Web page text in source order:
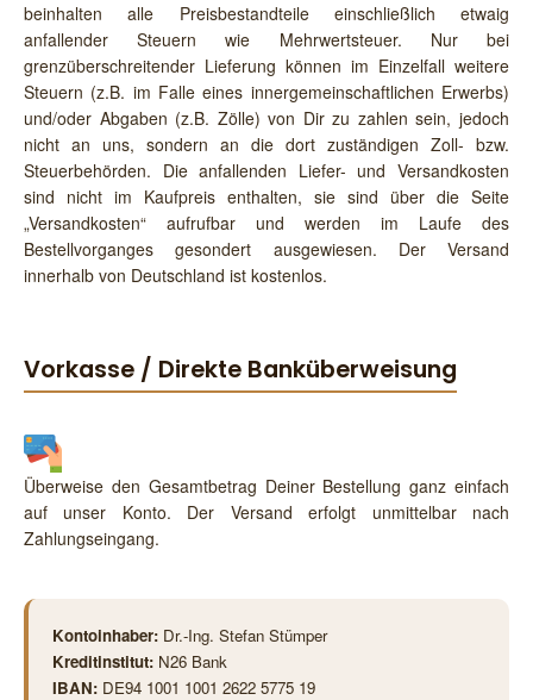
beinhalten alle Preisbestandteile einschließlich etwaig
anfallender Steuern wie Mehrwertsteuer. Nur bei
grenzüberschreitender Lieferung können im Einzelfall weitere
Steuern (z.B. im Falle eines innergemeinschaftlichen Erwerbs)
und/oder Abgaben (z.B. Zölle) von Dir zu zahlen sein, jedoch
nicht an uns, sondern an die dort zuständigen Zoll- bzw.
Steuerbehörden. Die anfallenden Liefer- und Versandkosten
sind nicht im Kaufpreis enthalten, sie sind über die Seite
„Versandkosten“ aufrufbar und werden im Laufe des
Bestellvorganges gesondert ausgewiesen. Der Versand
innerhalb von Deutschland ist kostenlos.
Vorkasse / Direkte Banküberweisung
Überweise den Gesamtbetrag Deiner Bestellung ganz einfach
auf unser Konto. Der Versand erfolgt unmittelbar nach
Zahlungseingang.
Kontoinhaber: Dr.-Ing. Stefan Stümper
Kreditinstitut: N26 Bank
IBAN: DE94 1001 1001 2622 5775 19